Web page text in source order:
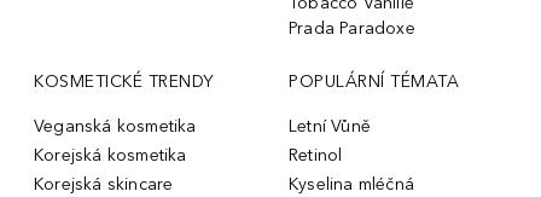
Prada Paradoxe
KOSMETICKÉ TRENDY
Veganská kosmetika
Korejská kosmetika
Korejská skincare
POPULÁRNÍ TÉMATA
Letní Vůně
Retinol
Kyselina mléčná